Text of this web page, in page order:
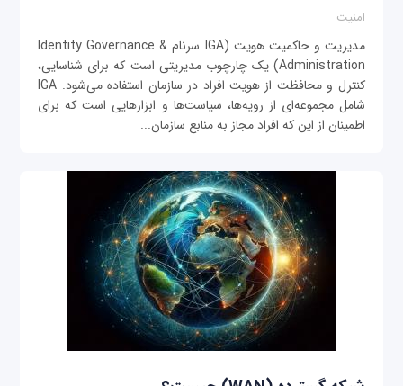
امنیت
مدیریت و حاکمیت هویت (IGA سرنام Identity Governance &
Administration) یک چارچوب مدیریتی است که برای شناسایی،
کنترل و محافظت از هویت افراد در سازمان استفاده می‌شود. IGA
شامل مجموعه‌ای از رویه‌ها، سیاست‌ها و ابزارهایی است که برای
اطمینان از این که افراد مجاز به منابع سازمان...